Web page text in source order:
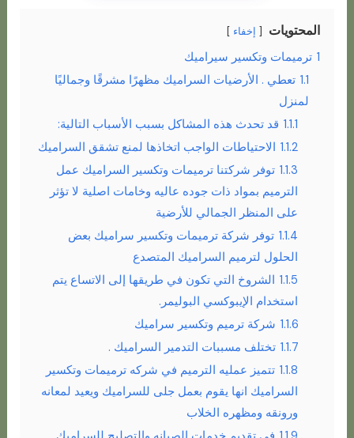
المحتويات إخفاء
1 ترميمات وتكسير سيراميك
1.1 تعطي . الأرضيات السراميك مظهرًا مشرقًا وجماليًا
لمنزل
1.1.1 قد تحدث هذه المشاكل بسبب الأسباب التالية:
1.1.2 الاحتياطات الواجب اتخاذها لمنع تشقق السراميك
1.1.3 توفر شركتنا ترميمات وتكسير السراميك عمل
الترميم بمواد ذات جوده عاليه وخامات اصلية لا تؤثر
على المنظر الجمالي للأرضية
1.1.4 توفر شركة ترميمات وتكسير سراميك بعض
الحلول لترميم السراميك المتصدع
1.1.5 الشروخ التي تكون في طريقها إلى الاتساع يتم
استخدام الإيبوكسي البوليمر.
1.1.6 شركة ترميم وتكسير سراميك
1.1.7 تختلف مسببات التدمير السراميك .
1.1.8 تتميز عمليه الترميم في شركه ترميمات وتكسير
السراميك انها يقوم بعمل جلى للسراميك ويعيد لمعانه
ورونقه ومظهره الخلاب